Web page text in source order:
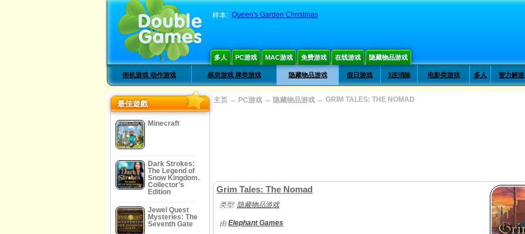
样本: Queen's Garden Christmas
多人 PC游戏 MAC游戏 免费游戏 在线游戏 隐藏物品游戏
街机游戏 动作游戏 棋类游戏 牌类游戏 隐藏物品游戏 假日游戏 3连消除 电影类游戏 多人 智力解迷
最佳遊戲
Minecraft
Dark Strokes:
The Legend of
Snow Kingdom.
Collector's
Edition
Jewel Quest
Mysteries: The
Seventh Gate
主页 → PC游戏 → 隐藏物品游戏 → GRIM TALES: THE NOMAD
Grim Tales: The Nomad
类型: 隐藏物品游戏
由Elephant Games